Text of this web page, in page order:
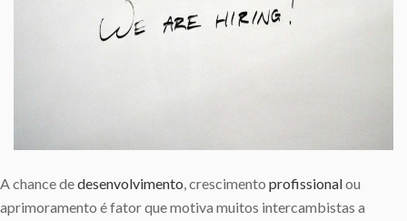
A chance dedesenvolvimento , crescimento profissionalou
aprimoramento é fator que motiva muitos intercambistas a